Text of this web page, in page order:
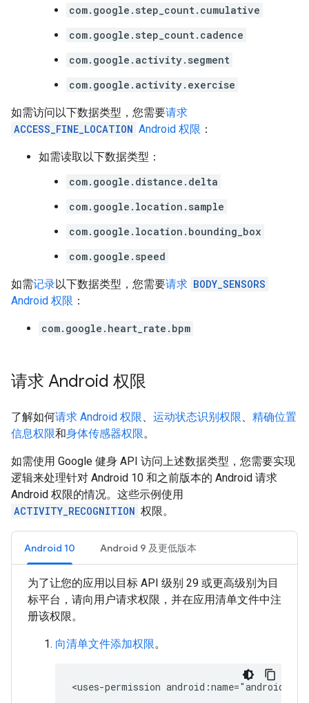
com.google.step_count.cumulative
com.google.step_count.cadence
com.google.activity.segment
com.google.activity.exercise
如需访问以下数据类型，您需要请求
ACCESS_FINE_LOCATION Android 权限 ：
如需读取以下数据类型：
com.google.distance.delta
com.google.location.sample
com.google.location.bounding_box
com.google.speed
如需记录以下数据类型，您需要请求 BODY_SENSORS
Android 权限 ：
com.google.heart_rate.bpm
请求 Android 权限
了解如何请求 Android 权限、 运动状态识别权限、 精确位置
信息权限和身体传感器权限。
如需使用 Google 健身 API 访问上述数据类型，您需要实现
逻辑来处理针对 Android 10 和之前版本的 Android 请求
Android 权限的情况。这些示例使用
ACTIVITY_RECOGNITION 权限。
Android 10 Android 9 及更低版本
为了让您的应用以目标 API 级别 29 或更高级别为目
标平台，请向用户请求权限，并在应用清单文件中注
册该权限。
向清单文件添加权限。